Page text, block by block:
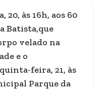
20, às 16h, aos 60
Batista,que
velado na
e o
feira, 21, às
Parque da